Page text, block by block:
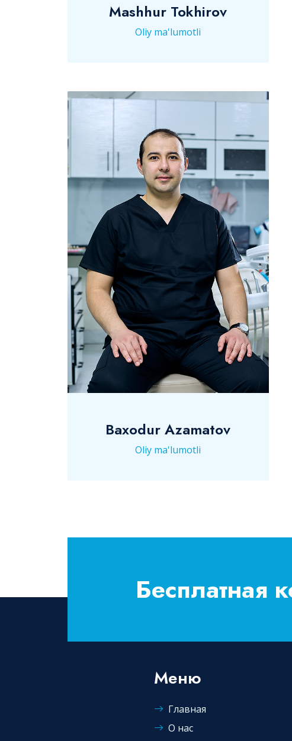
Mashhur Tokhirov
Oliy ma'lumotli
Baxodur Azamatov
Oliy ma'lumotli
Бесплатная
Меню
Главная
О нас